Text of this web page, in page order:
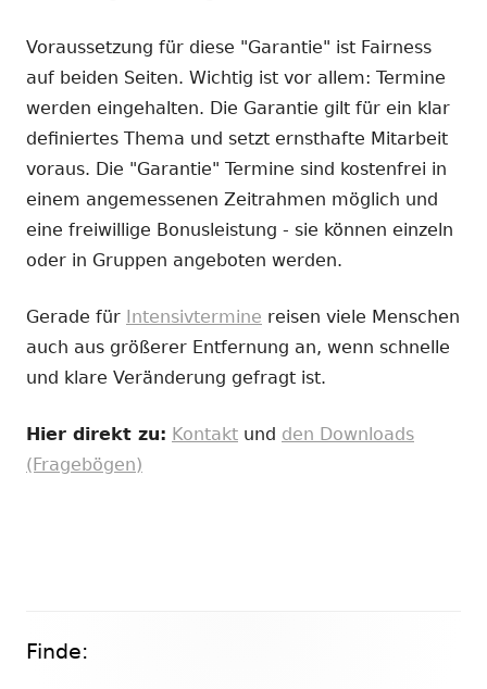
Voraussetzung für diese "Garantie" ist Fairness
auf beiden Seiten. Wichtig ist vor allem: Termine
werden eingehalten. Die Garantie gilt für ein klar
definiertes Thema und setzt ernsthafte Mitarbeit
voraus. Die "Garantie" Termine sind kostenfrei in
einem angemessenen Zeitrahmen möglich und
eine freiwillige Bonusleistung - sie können einzeln
oder in Gruppen angeboten werden.
Gerade für Intensivtermine reisen viele Menschen
auch aus größerer Entfernung an, wenn schnelle
und klare Veränderung gefragt ist.
Hier direkt zu: Kontakt und den Downloads
(Fragebögen)
Haupt-
Finde: